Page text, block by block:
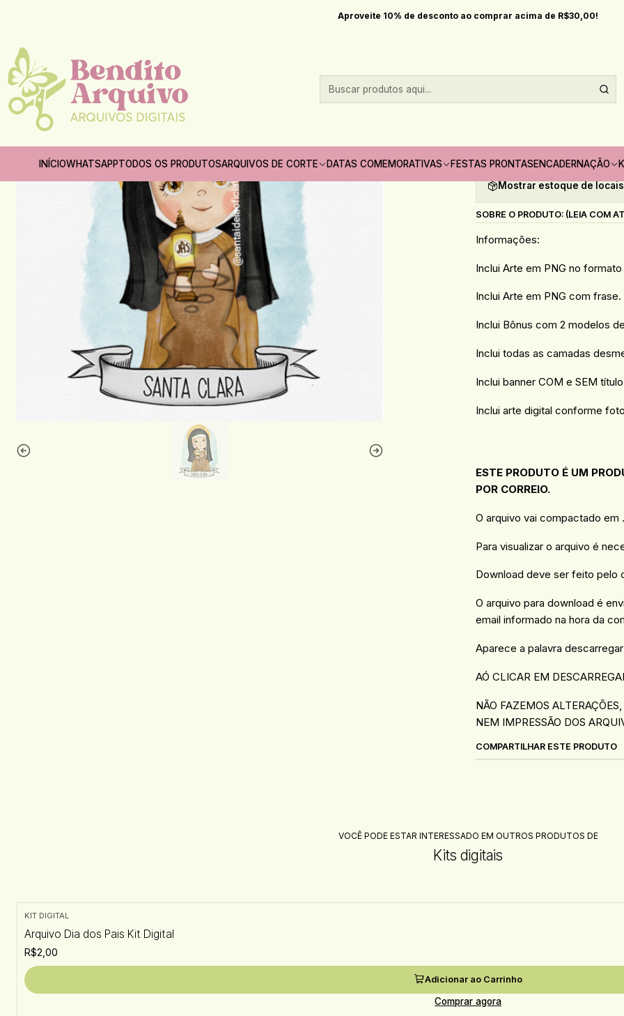
INÍCIOWHATSAPPTODOS OS PRODUTOSARQUIVOS DE CORTE DATAS COMEMORATIVAS FESTAS PRONTASENCADERNAÇÃO
Aproveite 10% de desconto ao comprar acima de R$30,00!
Início Kits digitais Mini Kit Digital Santa Clara - santa ideia
Mini Kit Digital
Adicionar à lista de
Mostrar estoque de locais
SOBRE O PRODUTO: (LEIA COM
Informações:
Inclui Arte em PNG no
Inclui Arte em PNG com frase.
Inclui Bônus com 2 modelos
Inclui todas as camadas
Inclui banner COM e SEM
Inclui arte digital conforme
ESTE PRODUTO É UM
POR CORREIO.
O arquivo vai compactado em
Para visualizar o arquivo é
Download deve ser feito pelo
O arquivo para download é
email informado na hora da
Aparece a palavra
AÓ CLICAR EM
NÃO FAZEMOS
NEM IMPRESSÃO DOS
COMPARTILHAR ESTE PRODUTO
VOCÊ PODE ESTAR INTERESSADO EM OUTROS PRODUTOS DE
Kits digitais
KIT DIGITAL
Arquivo Dia dos Pais Kit Digital
R$2,00
Adicionar ao Carrinho
Comprar agora